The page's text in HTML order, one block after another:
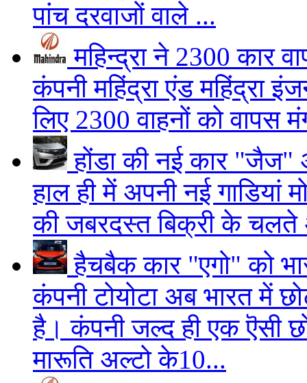
पांच दरवाजों वाले ...
महिन्द्रा ने 2300 कार
कंपनी महिंद्रा एंड महिंद्रा
लिए 2300 वाहनों को वापस
होंडा की नई कार
हाल ही में अपनी नई गाडियां
की जबरदस्त बिक्री के
हैचबैक कार "एगो" को
कंपनी टोयोटा अब भारत में
है। कंपनी जल्द ही एक ऎसी
मारूति अल्टो के10...